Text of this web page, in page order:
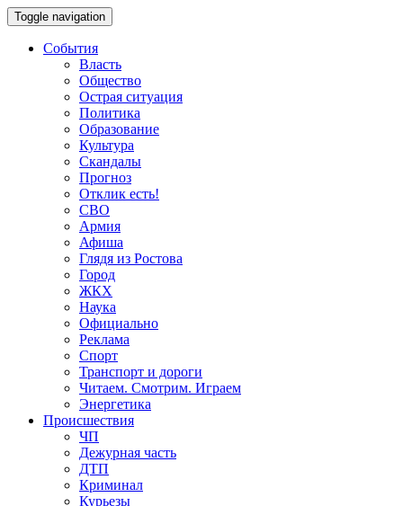
Toggle navigation
События
Власть
Общество
Острая ситуация
Политика
Образование
Культура
Скандалы
Прогноз
Отклик есть!
СВО
Армия
Афиша
Глядя из Ростова
Город
ЖКХ
Наука
Официально
Реклама
Спорт
Транспорт и дороги
Читаем. Смотрим. Играем
Энергетика
Происшествия
ЧП
Дежурная часть
ДТП
Криминал
Курьезы